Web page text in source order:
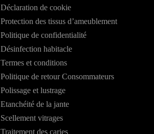
Déclaration de cookie
Protection des tissus d’ameublement
Politique de confidentialité
Désinfection habitacle
Termes et conditions
Politique de retour Consommateurs
Polissage et lustrage
Etanchéité de la jante
Scellement vitrages
Traitement des caries